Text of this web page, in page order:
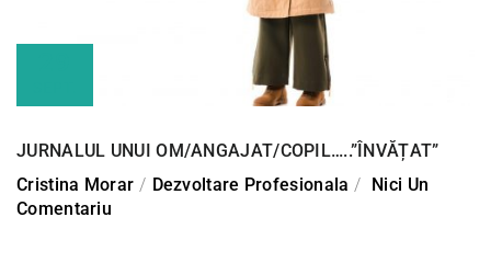
JURNALUL UNUI OM/ANGAJAT/COPIL…..”ÎNVĂȚAT”
Cristina Morar
Dezvoltare Profesionala
Nici Un
Comentariu